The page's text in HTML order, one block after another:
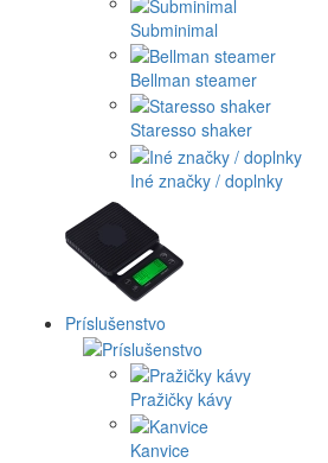
Subminimal
Bellman steamer
Staresso shaker
Iné značky / doplnky
Príslušenstvo
Pražičky kávy
Kanvice